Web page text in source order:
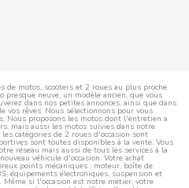
de motos, scooters et 2 roues au plus proche
presque neuve, un modèle ancien, que vous
dans nos petites annonces, ainsi que dans
vos rêves. Nous sélectionnons pour vous
Nous proposons les motos dont l'entretien a
mais aussi les motos suivies dans notre
catégories de 2 roues d'occasion sont
sont toutes disponibles à la vente. Vous
réseau mais aussi de tous les services à la
véhicule d'occasion. Votre achat
points mécaniques : moteur, boîte de
équipements électroniques, suspension et
si l'occasion est notre métier, votre